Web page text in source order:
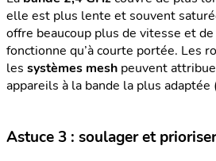
elle est plus lente et souvent
offre beaucoup plus de vitesse et
fonctionne qu’à courte portée. Les
les systèmes mesh peuvent
appareils à la bande la plus adaptée
Astuce 3 : soulager et